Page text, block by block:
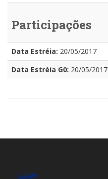
Participações
Data Estréia: 20/05/2017
Data Estréia G0: 20/05/2017